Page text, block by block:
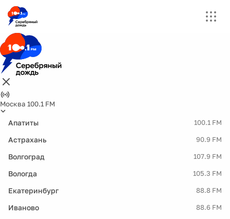
Москва 100.1 FM
Апатиты 100.1 FM
Астрахань 90.9 FM
Волгоград 107.9 FM
Вологда 105.3 FM
Екатеринбург 88.8 FM
Иваново 88.6 FM